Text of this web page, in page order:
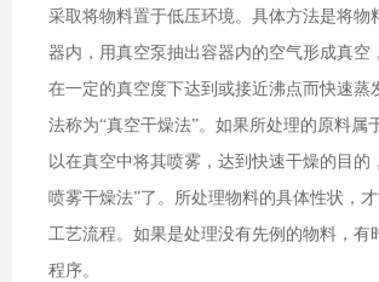
采取将物料置于低压环境。具体方法是将物
器内，用真空泵抽出容器内的空气形成真空
在一定的真空度下达到或接近沸点而快速蒸
法称为“真空干燥法”。如果所处理的原料属
以在真空中将其喷雾，达到快速干燥的目的
喷雾干燥法”了。所处理物料的具体性状，
工艺流程。如果是处理没有先例的物料，有
程序。